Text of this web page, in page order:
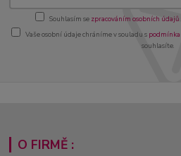
Souhlasím se zpracováním osobních údajů
Vaše osobní údaje chráníme v souladu s
souhlasíte.
O FIRMĚ :